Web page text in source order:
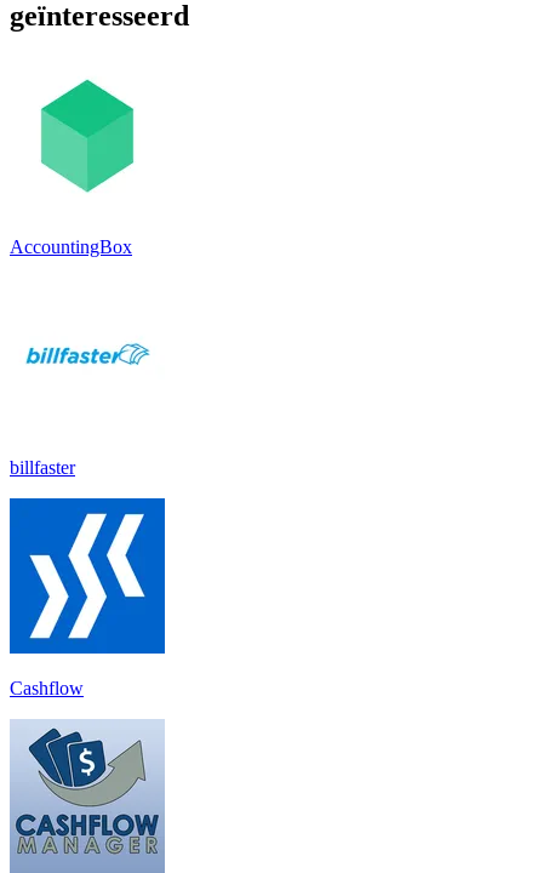
geïnteresseerd
AccountingBox
billfaster
Cashflow